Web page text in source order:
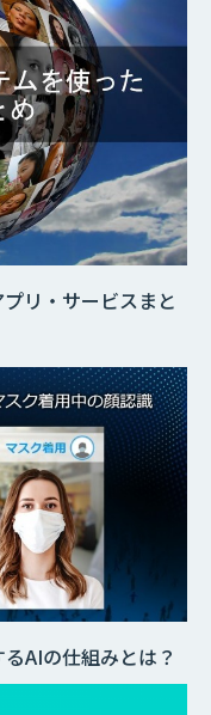
リ・サービスまと
AIの仕組みとは？